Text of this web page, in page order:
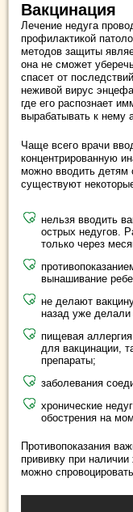
Вакцинация
Лечение недуга
профилактикой
методов защиты
она не сможет
спасет от
неживой вирус
где его распознает
вырабатывать к нему
Чаще всего врачи
концентрированную
можно вводить детям
существуют
нельзя вводить
острых недугов.
только через
вынашивание
не делают
назад уже делали
пищевая
для вакцинации,
препараты;
заболевания
хронические
обострения на
Противопоказания
прививку при наличии
можно